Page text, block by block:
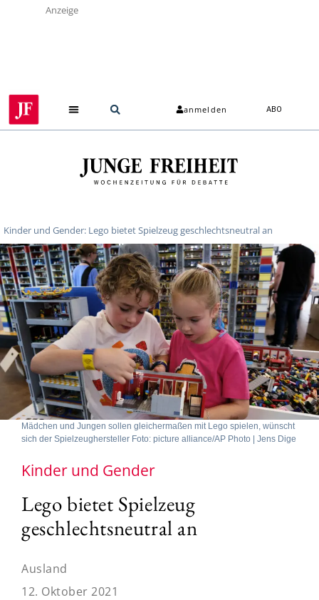
Anzeige
anmelden ABO
Kinder und Gender: Lego bietet Spielzeug geschlechtsneutral an
Mädchen und Jungen sollen gleichermaßen mit Lego spielen, wünscht
sich der Spielzeughersteller Foto: picture alliance/AP Photo | Jens Dige
Kinder und Gender
Lego bietet Spielzeug
geschlechtsneutral an
Ausland
12. Oktober 2021